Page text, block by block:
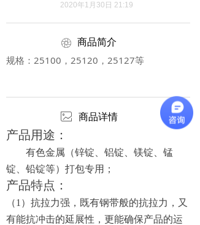
商品简介
2020年1月30日 21:19
规格：25100，25120，25127等
商品详情
产品用途：
有色金属（锌锭、铝锭、镁锭、锰
锭、铅锭等）打包专用；
产品特点：
（1）抗拉力强，既有钢带般的抗拉力，又
有能抗冲击的延展性，更能确保产品的运
ꁵ
ꂈ